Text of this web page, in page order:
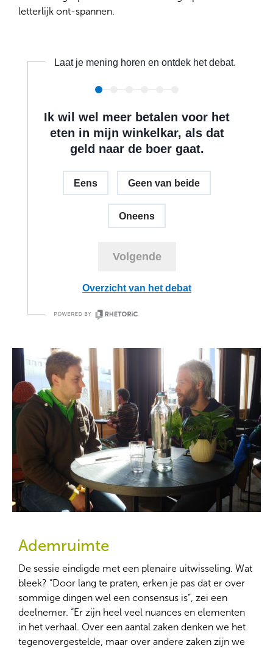
letterlijk ont-spannen.
Ademruimte
De sessie eindigde met een plenaire uitwisseling. Wat
bleek? “Door lang te praten, erken je pas dat er over
sommige dingen wel een consensus is”, zei een
deelnemer. “Er zijn heel veel nuances en elementen
in het verhaal. Over een aantal zaken denken we het
tegenovergestelde, maar over andere zaken zijn we